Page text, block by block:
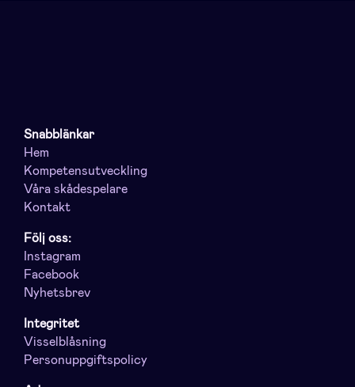
Snabblänkar
Hem
Kompetensutveckling
Våra skådespelare
Kontakt
Följ oss:
Instagram
Facebook
Nyhetsbrev
Integritet
Visselblåsning
Personuppgiftspolicy